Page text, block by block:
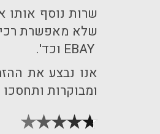
שרות נוסף אותו
אנו נבצע את
ומבוקרות